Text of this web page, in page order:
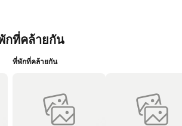
กที่คล้ายกัน
ที่พักที่คล้ายกัน